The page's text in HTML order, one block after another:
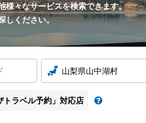
様々なサービスを検索できます。
しください。
山梨県山中湖村
トラベル予約」対応店